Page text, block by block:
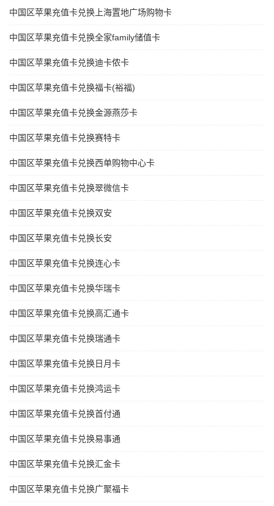
中国区苹果充值卡兑换上海置地广场购物卡
中国区苹果充值卡兑换全家family储值卡
中国区苹果充值卡兑换迪卡侬卡
中国区苹果充值卡兑换福卡(裕福)
中国区苹果充值卡兑换金源燕莎卡
中国区苹果充值卡兑换赛特卡
中国区苹果充值卡兑换西单购物中心卡
中国区苹果充值卡兑换翠微信卡
中国区苹果充值卡兑换双安
中国区苹果充值卡兑换长安
中国区苹果充值卡兑换连心卡
中国区苹果充值卡兑换华瑞卡
中国区苹果充值卡兑换高汇通卡
中国区苹果充值卡兑换瑞通卡
中国区苹果充值卡兑换日月卡
中国区苹果充值卡兑换鸿运卡
中国区苹果充值卡兑换首付通
中国区苹果充值卡兑换易事通
中国区苹果充值卡兑换汇金卡
中国区苹果充值卡兑换广聚福卡